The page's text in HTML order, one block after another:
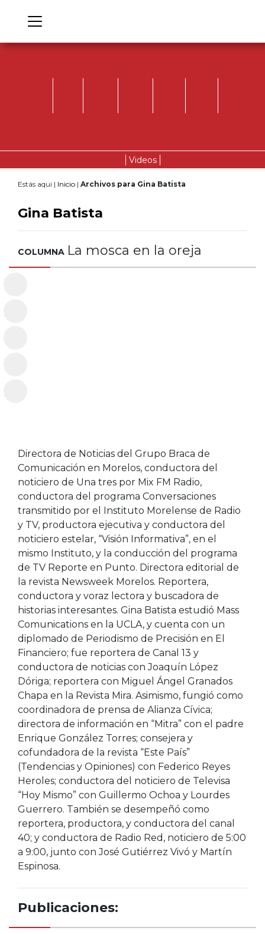
Videos
Estás aqui | Inicio | Archivos para Gina Batista
Gina Batista
COLUMNA La mosca en la oreja
Directora de Noticias del Grupo Braca de
Comunicación en Morelos, conductora del
noticiero de Una tres por Mix FM Radio,
conductora del programa Conversaciones
transmitido por el Instituto Morelense de Radio
y TV, productora ejecutiva y conductora del
noticiero estelar, “Visión Informativa”, en el
mismo Instituto, y la conducción del programa
de TV Reporte en Punto. Directora editorial de
la revista Newsweek Morelos. Reportera,
conductora y voraz lectora y buscadora de
historias interesantes. Gina Batista estudió Mass
Comunications en la UCLA, y cuenta con un
diplomado de Periodismo de Precisión en El
Financiero; fue reportera de Canal 13 y
conductora de noticias con Joaquín López
Dóriga; reportera con Miguel Ángel Granados
Chapa en la Revista Mira. Asimismo, fungió como
coordinadora de prensa de Alianza Cívica;
directora de información en “Mitra” con el padre
Enrique González Torres; consejera y
cofundadora de la revista “Este País”
(Tendencias y Opiniones) con Federico Reyes
Heroles; conductora del noticiero de Televisa
“Hoy Mismo” con Guillermo Ochoa y Lourdes
Guerrero. También se desempeñó como
reportera, productora, y conductora del canal
40; y conductora de Radio Red, noticiero de 5:00
a 9:00, junto con José Gutiérrez Vivó y Martín
Espinosa.
Publicaciones: